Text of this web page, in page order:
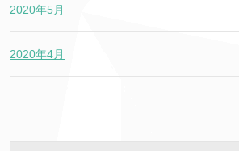
2020年5月
2020年4月